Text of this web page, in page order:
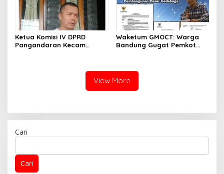
Ketua Komisi IV DPRD
Pangandaran Kecam
Waketum GMOCT: Warga
Bandung Gugat Pemkot
Gedebage
View More
Cari
Cari